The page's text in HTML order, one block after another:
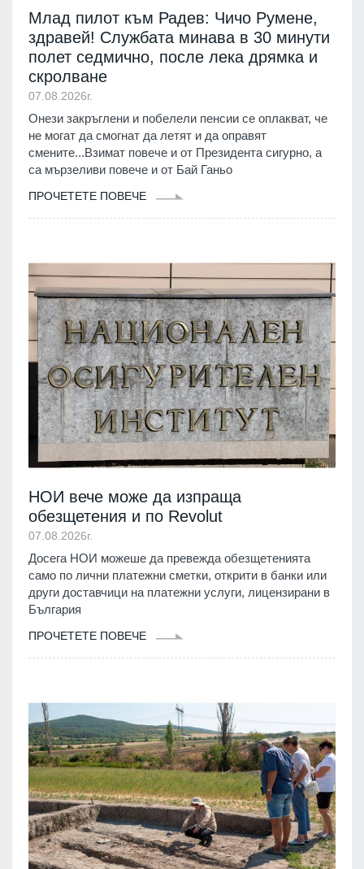
Млад пилот към Радев: Чичо Румене,
здравей! Службата минава в 30 минути
полет седмично, после лека дрямка и
скролване
07.08.2026г.
Онези закръглени и побелели пенсии се оплакват, че
не могат да смогнат да летят и да оправят
смените...Взимат повече и от Президента сигурно, а
са мързеливи повече и от Бай Ганьо
ПРОЧЕТЕТЕ ПОВЕЧЕ
НОИ вече може да изпраща
обезщетения и по Revolut
07.08.2026г.
Досега НОИ можеше да превежда обезщетенията
само по лични платежни сметки, открити в банки или
други доставчици на платежни услуги, лицензирани в
България
ПРОЧЕТЕТЕ ПОВЕЧЕ